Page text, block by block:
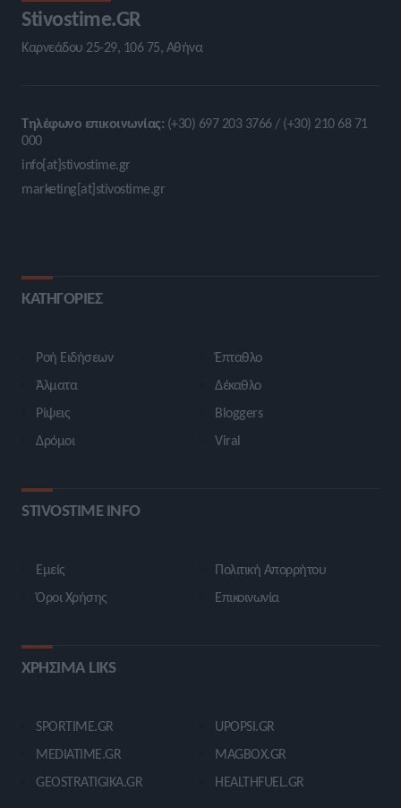
Stivostime.GR
Καρνεάδου 25-29, 106 75, Αθήνα
Τηλέφωνο επικοινωνίας: (+30) 697 203 3766 / (+30) 210 68 71
000
info[at]stivostime.gr
marketing[at]stivostime.gr
ΚΑΤΗΓΟΡΙΕΣ
Ροή Ειδήσεων
Άλματα
Ρίψεις
Δρόμοι
Έπταθλο
Δέκαθλο
Bloggers
Viral
STIVOSTIME INFO
Εμείς
Όροι Χρήσης
Πολιτική Απορρήτου
Επικοινωνία
ΧΡΗΣΙΜΑ LIKS
SPORTIME.GR
MEDIATIME.GR
GEOSTRATIGIKA.GR
UPOPSI.GR
MAGBOX.GR
HEALTHFUEL.GR